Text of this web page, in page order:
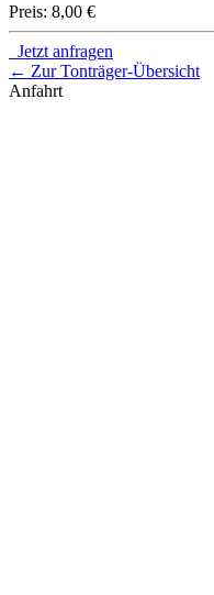
Preis: 8,00 €
Jetzt anfragen
← Zur Tonträger-Übersicht
Anfahrt